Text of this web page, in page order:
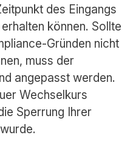
des Eingangs
können. Sollte
Gründen nicht
muss der
angepasst werden.
Wechselkurs
Sperrung Ihrer